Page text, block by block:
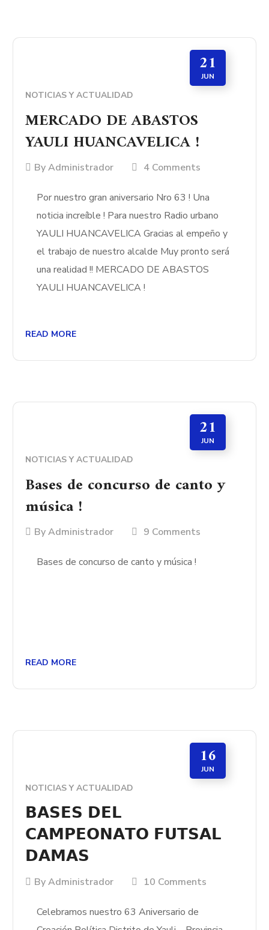
21
JUN
NOTICIAS Y ACTUALIDAD
MERCADO DE ABASTOS
YAULI HUANCAVELICA !
ByAdministrador 4 Comments
Por nuestro gran aniversario Nro 63 ! Una
noticia increíble ! Para nuestro Radio urbano
YAULI HUANCAVELICA Gracias al empeño y
el trabajo de nuestro alcalde Muy pronto será
una realidad !! MERCADO DE ABASTOS
YAULI HUANCAVELICA !
READ MORE
21
JUN
NOTICIAS Y ACTUALIDAD
Bases de concurso de canto y
música !
ByAdministrador 9 Comments
Bases de concurso de canto y música !
READ MORE
16
JUN
NOTICIAS Y ACTUALIDAD
𝗕𝗔𝗦𝗘𝗦 𝗗𝗘𝗟
𝗖𝗔𝗠𝗣𝗘𝗢𝗡𝗔𝗧𝗢 𝗙𝗨𝗧𝗦𝗔𝗟
𝗗𝗔𝗠𝗔𝗦
ByAdministrador 10 Comments
Celebramos nuestro 63 Aniversario de